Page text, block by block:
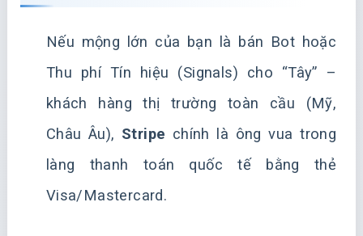
Nếu mộng lớn của bạn là bán Bot hoặc
Thu phí Tín hiệu (Signals) cho “Tây” –
khách hàng thị trường toàn cầu (Mỹ,
Châu Âu), Stripe chính là ông vua trong
làng thanh toán quốc tế bằng thẻ
Visa/Mastercard.